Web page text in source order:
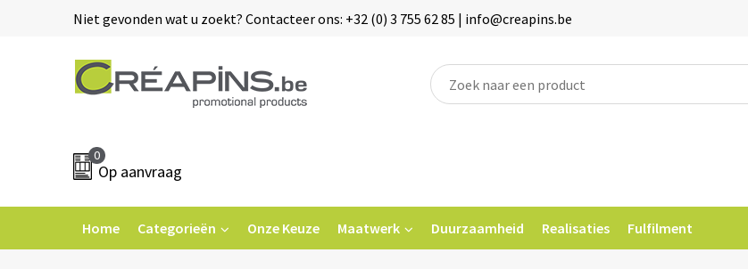
Niet gevonden wat u zoekt? Contacteer ons: +32 (0) 3 755 62 85 | info@creapins.be
0
Op aanvraag
Home Categorieën Onze Keuze Maatwerk Duurzaamheid Realisaties Fulfilment